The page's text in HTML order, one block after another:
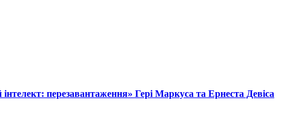
перезавантаження» Гері Маркуса та Ернеста Девіса